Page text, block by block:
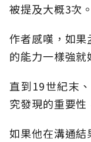
被提及大概3次。
作者感嘆，如
的能力一樣強就
直到19世紀末
究發現的重要性
如果他在溝通